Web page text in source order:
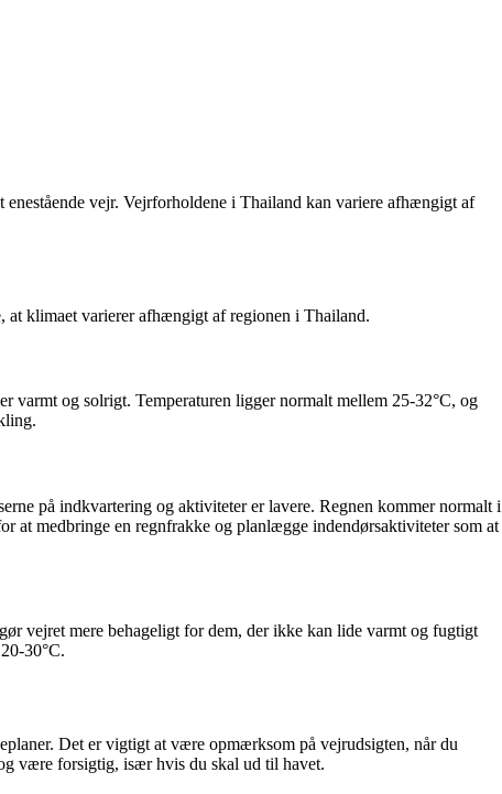
vejr. Vejrforholdene i Thailand kan variere afhængigt af
at klimaet varierer afhængigt af regionen i Thailand.
varmt og solrigt. Temperaturen ligger normalt mellem 25-32°C, og
på indkvartering og aktiviteter er lavere. Regnen kommer normalt i
at medbringe en regnfrakke og planlægge indendørsaktiviteter som at
vejret mere behageligt for dem, der ikke kan lide varmt og fugtigt
30°C.
Det er vigtigt at være opmærksom på vejrudsigten, når du
være forsigtig, især hvis du skal ud til havet.